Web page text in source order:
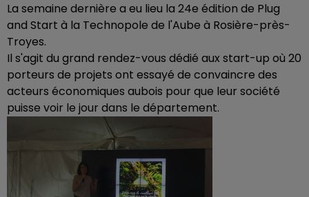
La semaine dernière a eu lieu la 24e édition de Plug
and Start à la Technopole de l'Aube à Rosière-près-
Troyes.
Il s'agit du grand rendez-vous dédié aux start-up où 20
porteurs de projets ont essayé de convaincre des
acteurs économiques aubois pour que leur société
puisse voir le jour dans le département.